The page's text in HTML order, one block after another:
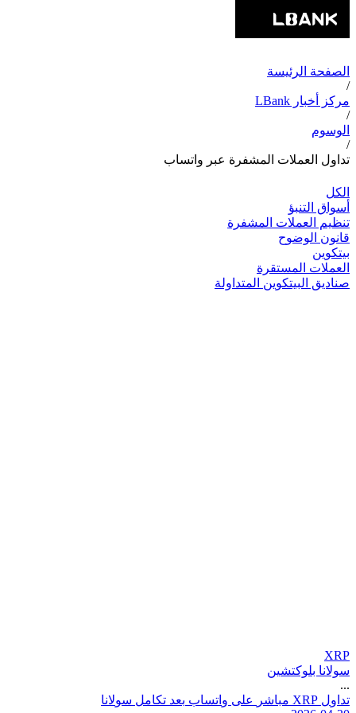
الصفحة الرئيسة
/
مركز أخبار LBank
/
الوسوم
/
تداول العملات المشفرة عبر واتساب
الكل
أسواق التنبؤ
تنظيم العملات المشفرة
قانون الوضوح
بيتكوين
العملات المستقرة
صناديق البيتكوين المتداولة
XRP
سولانا بلوكتشين
...
تد ول XRP مباشر على و تساب بعد تكامل سولنا